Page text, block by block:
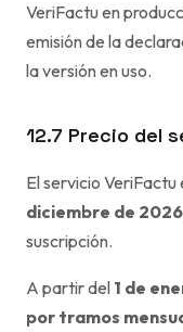
VeriFactu en
emisión de la
la versión en uso.
12.7 Precio del
El servicio VeriFactu
diciembre de 2026
suscripción.
A partir del 1 de
por tramos